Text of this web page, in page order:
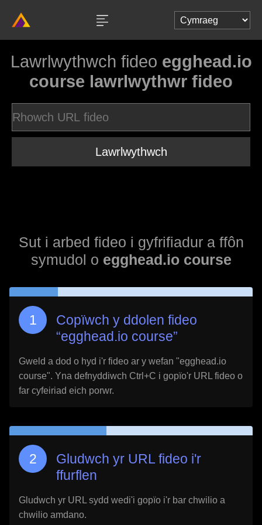
Lawrlwythwch fideo egghead.io
course lawrlwythwr fideo
Lawrlwythwch
Sut i arbed fideo i gyfrifiadur a ffôn
symudol o egghead.io course
Copïwch y ddolen fideo
“egghead.io course”
Gweld a dod o hyd i'r fideo ar y wefan "egghead.io
course". Yna defnyddiwch Ctrl+C i gopïo'r URL fideo o
far cyfeiriad eich porwr.
Gludwch yr URL fideo i'r
ffurflen
Gludwch yr URL sydd wedi'i gopïo i'r bar chwilio a
chwilio amdano.